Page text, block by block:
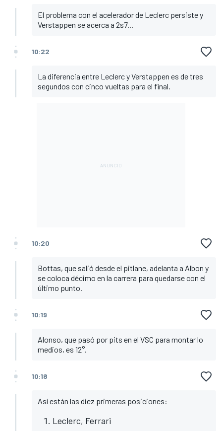
El problema con el acelerador de Leclerc persiste y
Verstappen se acerca a 2s7...
10:22
La diferencia entre Leclerc y Verstappen es de tres
segundos con cinco vueltas para el final.
10:20
Bottas, que salió desde el pitlane, adelanta a Albon y
se coloca décimo en la carrera para quedarse con el
último punto.
10:19
Alonso, que pasó por pits en el VSC para montar lo
medios, es 12°.
10:18
Así están las diez primeras posiciones:
Leclerc, Ferrari